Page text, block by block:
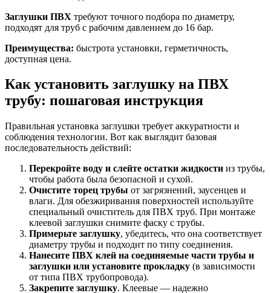
Заглушки ПВХ требуют точного подбора по диаметру,
подходят для труб с рабочим давлением до 16 бар.
Преимущества: быстрота установки, герметичность,
доступная цена.
Как установить заглушку на ПВХ
трубу: пошаговая инструкция
Правильная установка заглушки требует аккуратности и
соблюдения технологии. Вот как выглядит базовая
последовательность действий:
Перекройте воду и слейте остатки жидкости из трубы,
чтобы работа была безопасной и сухой.
Очистите торец трубы от загрязнений, заусенцев и
влаги. Для обезжиривания поверхностей используйте
специальный очиститель для ПВХ труб. При монтаже
клеевой заглушки снимите фаску с трубы.
Примерьте заглушку, убедитесь, что она соответствует
диаметру трубы и подходит по типу соединения.
Нанесите ПВХ клей на соединяемые части трубы и
заглушки или установите прокладку (в зависимости
от типа ПВХ трубопровода).
Закрепите заглушку. Клеевые — надежно